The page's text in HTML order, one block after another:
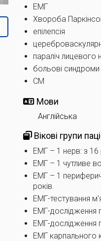
ЕМГ
Хвороба
епілепсія
параліч лицевого
больові
СМ
Мови
Англійська
Вікові групи
ЕМГ – 1 нерв: з 16
ЕМГ – 1 чутливе
ЕМГ – 1
років.
ЕМГ-тестування
ЕМГ-дослідження
ЕМГ-дослідження
ЕМГ карпального